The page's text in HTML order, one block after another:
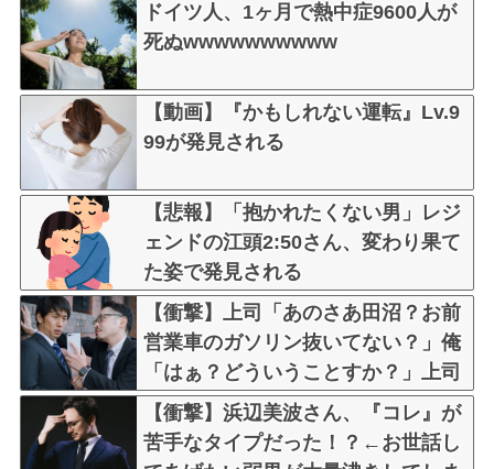
ドイツ人、1ヶ月で熱中症9600人が
死ぬwwwwwwwwww
【動画】『かもしれない運転』Lv.9
99が発見される
【悲報】「抱かれたくない男」レジ
ェンドの江頭2:50さん、変わり果て
た姿で発見される
【衝撃】上司「あのさあ田沼？お前
営業車のガソリン抜いてない？」俺
「はぁ？どういうことすか？」上司
「自分の車に入れ替えたりしてな
い？？」←これw w w w w w
【衝撃】浜辺美波さん、『コレ』が
苦手なタイプだった！？←お世話し